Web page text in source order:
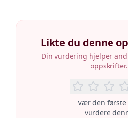
Likte du denne
Din vurdering hjelper
oppskrifter.
Vær den første
vurdere